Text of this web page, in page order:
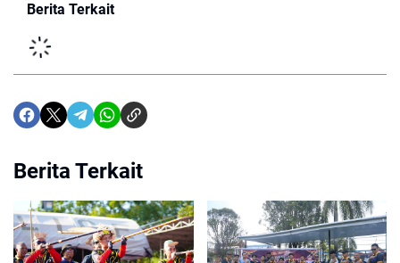
Berita Terkait
Berita Terkait